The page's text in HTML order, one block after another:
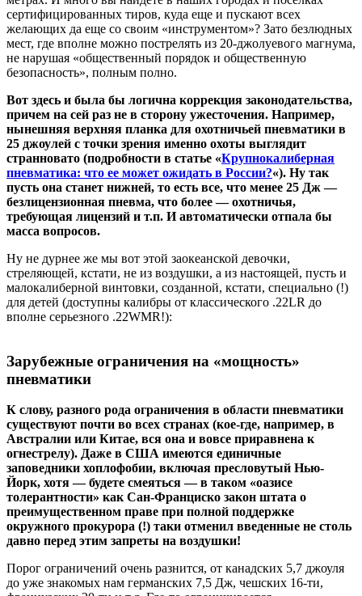
сертифицированных тиров, куда еще и пускают всех
желающих да еще со своим «инструментом»? Зато безлюдных
мест, где вполне можно пострелять из 20-джолуевого магнума,
не нарушая «общественный порядок и общественную
безопасность», полным полно.
Вот здесь и была бы логична коррекция законодательства,
причем на сей раз не в сторону ужесточения. Например,
нынешняя верхняя планка для охотничьей пневматики в
25 джоулей с точки зрения именно охоты выглядит
странновато (подробности в статье «Крупнокалиберная
пневматика: что ее может ожидать в России?«). Ну так
пусть она станет нижней, то есть все, что менее 25 Дж —
безлицензионная пневма, что более — охотничья,
требующая лицензий и т.п. И автоматически отпала бы
масса вопросов.
Ну не дурнее же мы вот этой заокеанской девочки,
стреляющей, кстати, не из воздушки, а из настоящей, пусть и
малокалиберной винтовки, созданной, кстати, специально (!)
для детей (доступны калибры от классического .22LR до
вполне серьезного .22WMR!):
Зарубежные ограничения на «мощность»
пневматики
К слову, разного рода ограничения в области пневматики
существуют почти во всех странах (кое-где, например, в
Австралии или Китае, вся она и вовсе приравнена к
огнестрелу). Даже в США имеются единичные
заповедники хоплофобии, включая пресловутый Нью-
Йорк, хотя — будете смеяться — в таком «оазисе
толерантности» как Сан-Франциско закон штата о
преимущественном праве при полной поддержке
окружного прокурора (!) таки отменил введенные не столь
давно перед этим запреты на воздушки!
Порог ограничений очень разнится, от канадских 5,7 джоуля
до уже знакомых нам германских 7,5 Дж, чешских 16-ти,